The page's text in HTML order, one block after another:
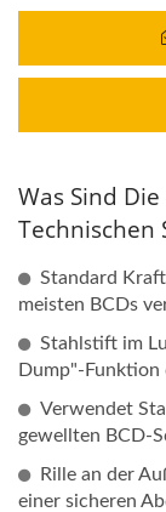
Was Sind
Technischen
Standard
meisten BCDs
Stahlstift im
Dump"-Funktion
Verwendet
gewellten BCD-
Rille an der
einer sicheren